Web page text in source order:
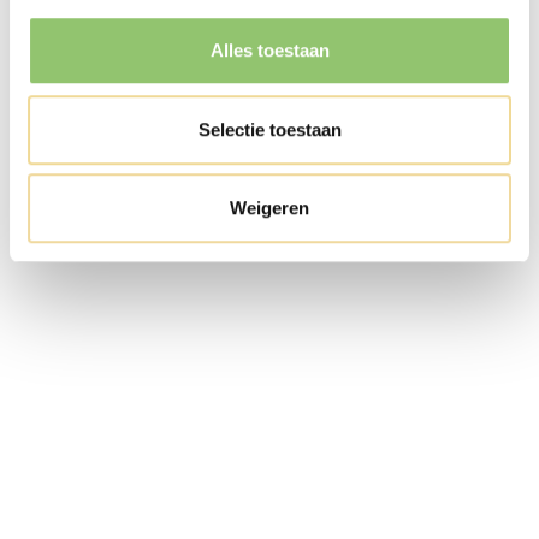
Alles toestaan
Selectie toestaan
Weigeren
"Kakafonie van Diversiteit" nodigt uit tot
acceptatie. Het herinnert ons eraan dat ware
schoonheid vaak schuilt in onze verschillen, en
dat het door samen te komen en te waarderen
wat ons uniek maakt, we een meer inclusieve
empathische samenleving kunnen creëren. Dit